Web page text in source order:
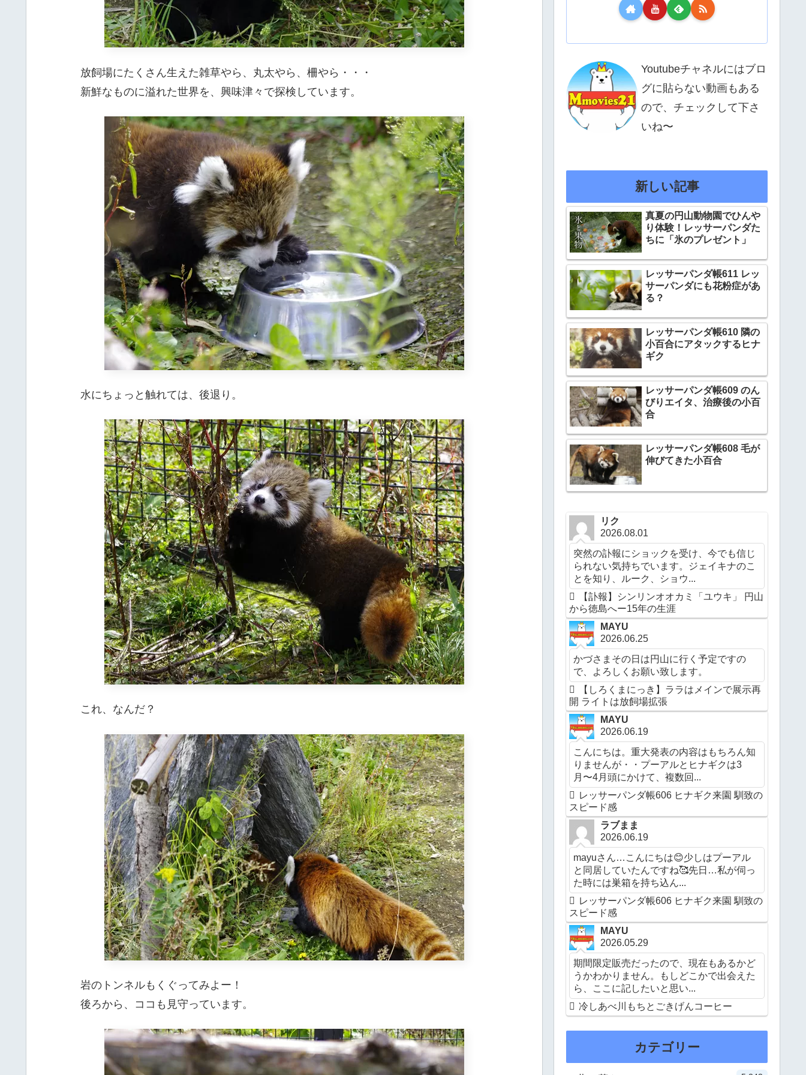
放飼場にたくさん生えた雑草やら、丸太やら、柵やら・・・
新鮮なものに溢れた世界を、興味津々で探検しています。
水にちょっと触れては、後退り。
これ、なんだ？
岩のトンネルもくぐってみよー！
後ろから、ココも見守っています。
Youtubeチャネルにはブロ
グに貼らない動画もある
ので、チェックして下さ
いね〜
新しい記事
真夏の円山動物園でひんや
り体験！レッサーパンダた
ちに「氷のプレゼント」
レッサーパンダ帳611 レッ
サーパンダにも花粉症があ
る？
レッサーパンダ帳610 隣の
小百合にアタックするヒナ
ギク
レッサーパンダ帳609 のん
びりエイタ、治療後の小百
合
レッサーパンダ帳608 毛が
伸びてきた小百合
リク
2026.08.01
突然の訃報にショックを受け、今でも信じ
られない気持ちでいます。ジェイキナのこ
とを知り、ルーク、ショウ...
【訃報】シンリンオオカミ「ユウキ」 円山
から徳島へー15年の生涯
MAYU
2026.06.25
かづさまその日は円山に行く予定ですの
で、よろしくお願い致します。
【しろくまにっき】ララはメインで展示再
開 ライトは放飼場拡張
MAYU
2026.06.19
こんにちは。重大発表の内容はもちろん知
りませんが・・プーアルとヒナギクは3
月〜4月頭にかけて、複数回...
レッサーパンダ帳606 ヒナギク来園 馴致の
スピード感
ラブまま
2026.06.19
mayuさん…こんにちは😊少しはプーアル
と同居していたんですね🥰先日…私が伺っ
た時には巣箱を持ち込ん...
レッサーパンダ帳606 ヒナギク来園 馴致の
スピード感
MAYU
2026.05.29
期間限定販売だったので、現在もあるかど
うかわかりません。もしどこかで出会えた
ら、ここに記したいと思い...
冷しあべ川もちとごきげんコーヒー
カテゴリー